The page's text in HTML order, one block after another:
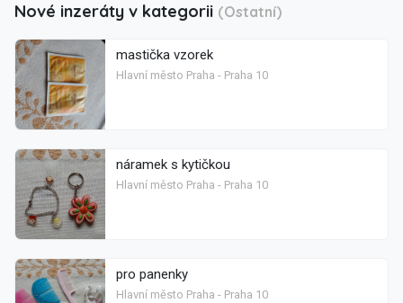
Nové inzeráty v kategorii (Ostatní)
mastička vzorek
Hlavní město Praha - Praha 10
náramek s kytičkou
Hlavní město Praha - Praha 10
pro panenky
Hlavní město Praha - Praha 10